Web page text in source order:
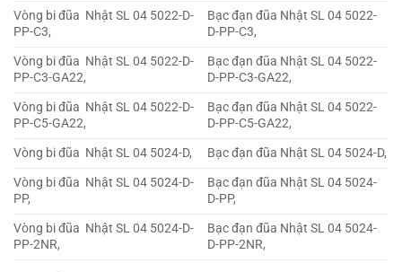
Vòng bi đũa Nhật SL 04 5022-D-
PP-C3,
Bạc đạn đũa Nhật SL 04 5022-
D-PP-C3,
Vòng bi đũa Nhật SL 04 5022-D-
PP-C3-GA22,
Bạc đạn đũa Nhật SL 04 5022-
D-PP-C3-GA22,
Vòng bi đũa Nhật SL 04 5022-D-
PP-C5-GA22,
Bạc đạn đũa Nhật SL 04 5022-
D-PP-C5-GA22,
Vòng bi đũa Nhật SL 04 5024-D,
Bạc đạn đũa Nhật SL 04 5024-D,
Vòng bi đũa Nhật SL 04 5024-D-
PP,
Bạc đạn đũa Nhật SL 04 5024-
D-PP,
Vòng bi đũa Nhật SL 04 5024-D-
PP-2NR,
Bạc đạn đũa Nhật SL 04 5024-
D-PP-2NR,